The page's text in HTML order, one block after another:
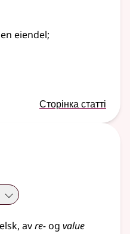
eiendel;
Сторінка статті
, avre-og value